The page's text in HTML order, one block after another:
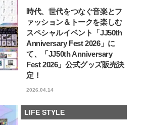
時代、世代をつなぐ音楽とフ
ァッション＆トークを楽しむ
スペシャルイベント「JJ50th
Anniversary Fest 2026」に
て、「JJ50th Anniversary
Fest 2026」公式グッズ販売決
定！
2026.04.14
LIFE STYLE
ります♪
バレエを踊るために生まれてきた
韓国のスターが幸せを感じる瞬間
【王子様の推しドコロ】vol.28
チョン・ミンチョルさん
2026.02.27
LIFE STYLE